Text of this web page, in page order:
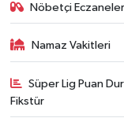
Nöbetçi Eczaneler
Namaz Vakitleri
Süper Lig Puan
Fikstür